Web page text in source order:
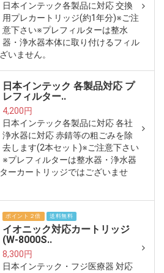
日本インテック各製品に対応 交換
用プレカートリッジ(約1年分)※ご注
意下さい※プレフィルターは整水
器・浄水器本体に取り付けるフィル
いません。
日本インテック 各製品対応 プ
レフィルター..
4,200円
日本インテック各製品に対応 各社
浄水器に対応 赤錆等の粗ごみを除
去します(2本セット)※ご注意下さい
※プレフィルターは整水器・浄水器
ーカートリッジではございませ
ポイント２倍 送料無料
イオニック対応カートリッジ
(W-8000S..
8,300円
日本インテック・フジ医療器 対応